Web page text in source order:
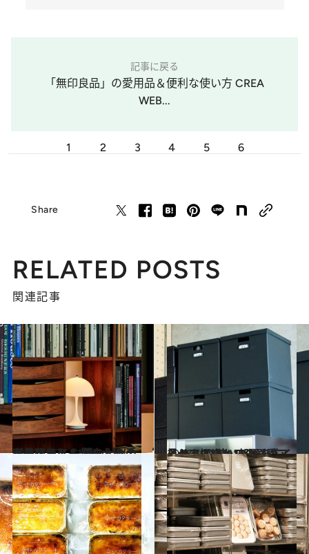
記事に戻る
「無印良品」の愛用品＆便利な使い方 CREA
WEB...
1 2 3 4 5 6
Share
RELATED POSTS
関連記事
2020.4.27
審美眼あり！ 暮らし上手が長年使う お気に入りのインテリア＆収納小物は
ライフスタイル 2018.12.26
イケアスタッフの溺愛アイテム(1) 狭い部屋を広く見せる棚ほか13選
ライフスタイル